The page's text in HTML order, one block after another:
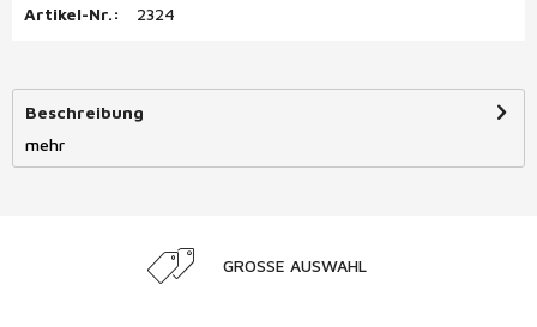
Artikel-Nr.: 2324
Beschreibung
mehr
GROSSE AUSWAHL